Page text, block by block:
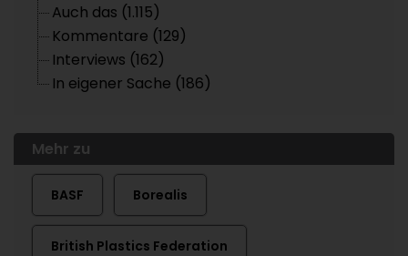
Auch das (1.115)
Kommentare (129)
Interviews (162)
In eigener Sache (186)
Mehr zu
BASF Borealis
British Plastics Federation